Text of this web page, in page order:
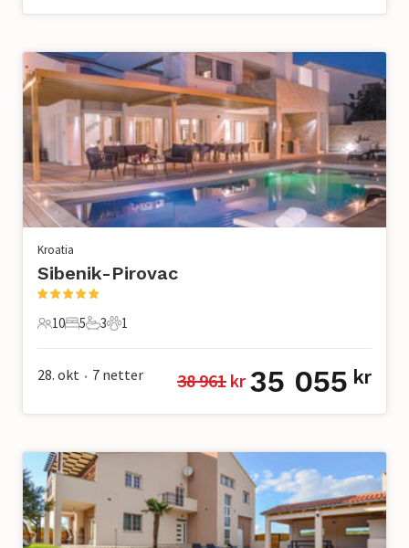
Kroatia
Sibenik-Pirovac
10 Gjester
10
5 Soverom
5
3 Bad
3
1 Kjæledyr
1
28. okt • 7 netter 38 961 kr 35 055 kr